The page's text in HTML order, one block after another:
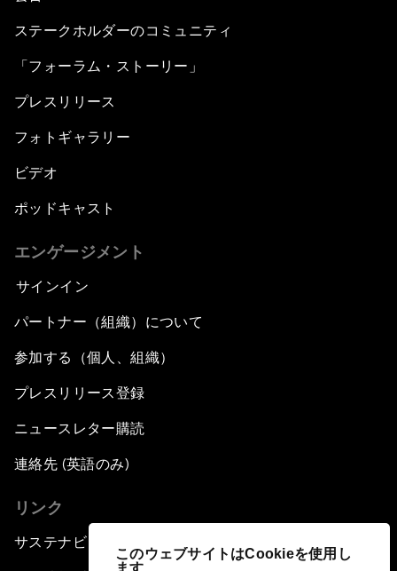
このウェブサイトはCookieを使用し
ます
ステークホルダーのコミュニティ
「フォーラム・ストーリー」
プレスリリース
フォトギャラリー
ビデオ
ポッドキャスト
エンゲージメント
サインイン
パートナー（組織）について
参加する（個人、組織）
プレスリリース登録
ニュースレター購読
連絡先 (英語のみ)
リンク
サステナビリティへの取り組み